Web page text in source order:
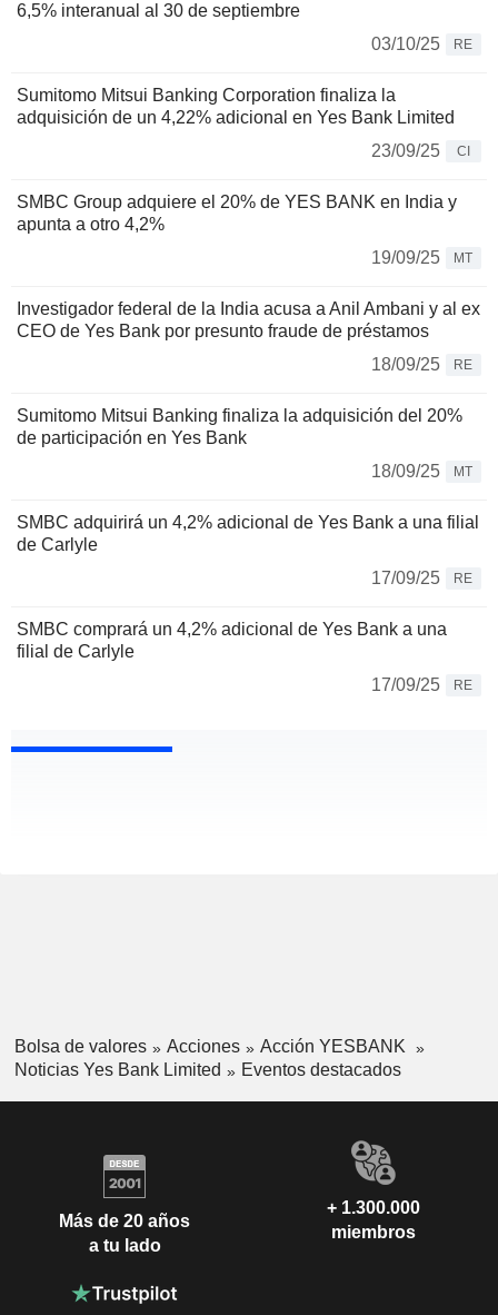
6,5% interanual al 30 de septiembre
03/10/25
RE
Sumitomo Mitsui Banking Corporation finaliza la
adquisición de un 4,22% adicional en Yes Bank Limited
23/09/25
CI
SMBC Group adquiere el 20% de YES BANK en India y
apunta a otro 4,2%
19/09/25
MT
Investigador federal de la India acusa a Anil Ambani y al ex
CEO de Yes Bank por presunto fraude de préstamos
18/09/25
RE
Sumitomo Mitsui Banking finaliza la adquisición del 20%
de participación en Yes Bank
18/09/25
MT
SMBC adquirirá un 4,2% adicional de Yes Bank a una filial
de Carlyle
17/09/25
RE
SMBC comprará un 4,2% adicional de Yes Bank a una
filial de Carlyle
17/09/25
RE
Bolsa de valores Acciones
Acción YESBANK
Noticias Yes Bank Limited
Eventos destacados
Más de 20 años
a tu lado
+ 1.300.000
miembros